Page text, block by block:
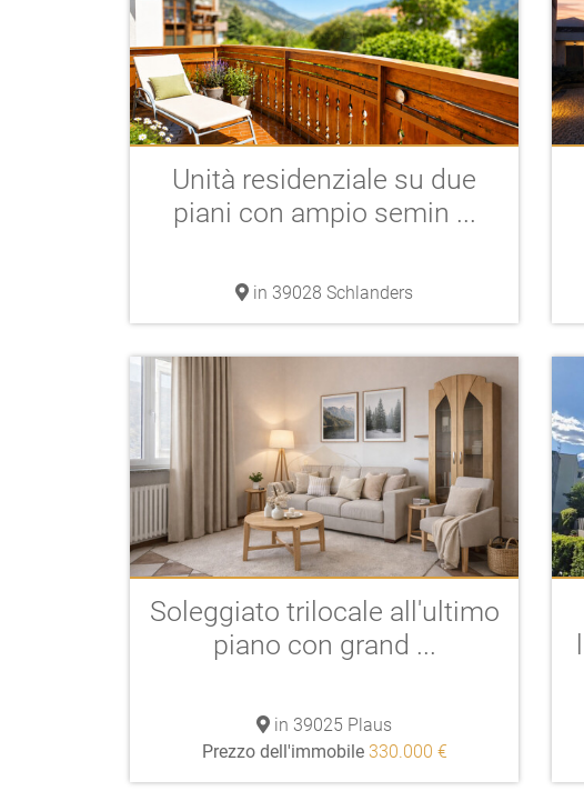
Unità residenziale su due
piani con ampio semin ...
in 39028 Schlanders
Soleggiato trilocale all'ultimo
piano con grand ...
in 39025 Plaus
Prezzo dell'immobile 330.000 €